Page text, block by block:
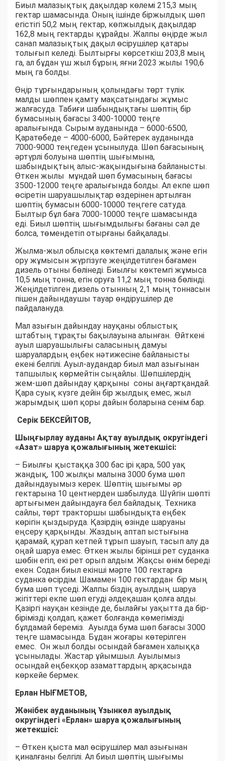
Биыл малазықтық дақылдар көлемі 215,3 мың
гектар шамасында. Оның ішінде біржылдық шөп
егістігі 50,2 мың гектар, көпжылдық дақылдар
162,8 мың гектарды құрайды. Жалпы өңірде жыл
санап малазықтық дақыл өсірушілер қатары
толығып келеді. Былтырғы көрсеткіш 203,8 мың
га, ал бұдан үш жыл бұрын, яғни 2023 жылы 190,6
мың га болды.
Өңір тұрғындарының қолындағы төрт түлік
малды шөппен қамту мақсатындағы жұмыс
жалғасуда. Табиғи шабындықтағы шөптің бір
бумасының бағасы 3400-10000 теңге
аралығында. Сырым ауданында – 6000-6500,
Қаратөбеде – 4000-6000, Бәйтерек ауданында
7000-9000 теңгеден ұсынылуда. Шөп бағасының
әртүрлі болуына шөптің шығымына,
шабындықтың алыс-жақындығына байланысты.
Өткен жылы мұндай шөп бумасының бағасы
3500-12000 теңге аралығында болды. Ал екпе шөп
өсіретін шаруашылықтар өздерінен артылған
шөптің бумасын 6000-10000 теңгеге сатуда.
Былтыр бұл баға 7000-10000 теңге шамасында
еді. Биыл шөптің шығымдылығы бағаны сәл де
болса, төмендетіп отырғаны байқалады.
Жылма-жыл облысқа көктемгі далалық және егін
ору жұмысын жүргізуге жеңілдетілген бағамен
дизель отыны бөлінеді. Биылғы көктемгі жұмыса
10,5 мың тонна, егін оруға 11,2 мың тонна бөлінді.
Жеңілдетілген дизель отынның 2,1 мың тоннасын
пішен дайындаушы тауар өндірушілер де
пайдалануда.
Мал азығын дайындау науқаны облыстық
штабтың тұрақты бақылауына алынған. Өйткені
ауыл шаруашылығы саласының дамуы
шаруалардың еңбек нәтижесіне байланысты
екені белгілі. Ауыл-аудандар биыл мал азығынан
тапшылық көрмейтін сыңайлы. Шөпшілердің
жем-шөп дайындау қарқыны соны аңғартқандай.
Қара суық күзге дейін бір жылдық емес, жыл
жарымдық шөп қоры дайын боларына сенім бар.
Серік БЕКСЕЙІТОВ,
Шыңғырлау ауданы Ақтау ауылдық округіндегі
«Азат» шаруа қожалығының жетекшісі:
– Биылғы қыстаққа 300 бас ірі қара, 500 уақ
жандық, 100 жылқы малына 3000 бума шөп
дайындауымыз керек. Шөптің шығымы әр
гектарына 10 центнерден шабылуда. Шүйгін шөпті
артығымен дайындауға бел байладық. Техника
сайлы, төрт тракторшы шабындықта еңбек
көрігін қыздыруда. Қазірдің өзінде шаруаны
еңсеру қарқынды. Жаздың аптап ыстығына
қарамай, қурап кетпей тұрып шауып, тасып алу да
оңай шаруа емес. Өткен жылы бірінші рет суданка
шөбін егіп, екі рет орып алдым. Жақсы өнім береді
екен. Содан биыл екінші мәрте 100 гектарға
суданка өсірдім. Шамамен 100 гектардан бір мың
бума шөп түседі. Жалпы біздің ауылдың шаруа
жігіттері екпе шөп егуді әлдеқашан қолға алды.
Қазіргі науқан кезінде де, былайғы уақытта да бір-
бірімізді қолдап, қажет болғанда көмегімізді
бұлдамай береміз. Ауылда бума шөп бағасы 3000
теңге шамасында. Бұдан жоғары көтерілген
емес. Он жыл болды осындай бағамен халыққа
ұсынылады. Жастар ұйымшыл. Ауылымыз
осындай еңбекқор азаматтардың арқасында
көркейе бермек.
Ерлан НЫҒМЕТОВ,
Жәнібек ауданының Ұзынкөл ауылдық
округіндегі «Ерлан» шаруа қожалығының
жетекшісі:
– Өткен қыста мал өсірушілер мал азығынан
қиналғаны белгілі. Ал биыл шөптің шығымы